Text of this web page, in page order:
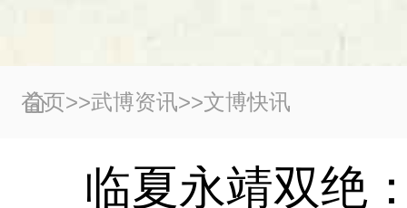
首页>>武博资讯>>文博快讯
临夏永靖双绝